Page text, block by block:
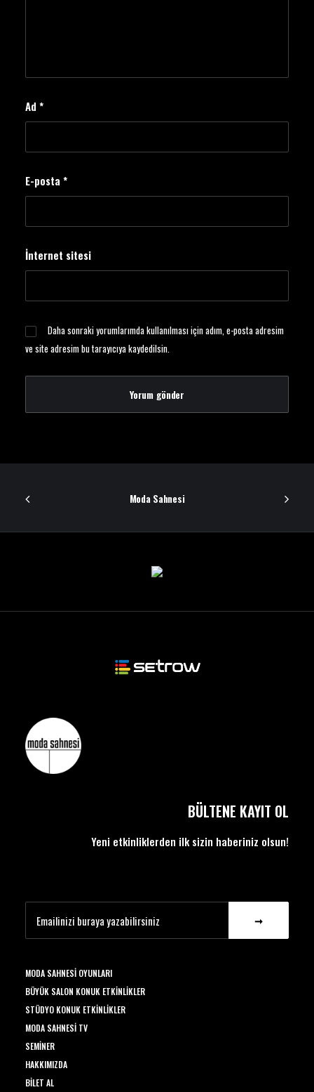
Ad *
E-posta *
İnternet sitesi
Daha sonraki yorumlarımda kullanılması için adım, e-posta adresim
ve site adresim bu tarayıcıya kaydedilsin.
Moda Sahnesi
BÜLTENE KAYIT OL
Yeni etkinliklerden ilk sizin haberiniz olsun!
MODA SAHNESI OYUNLARI
BÜYÜK SALON KONUK ETKINLIKLER
STÜDYO KONUK ETKINLIKLER
MODA SAHNESI TV
SEMINER
HAKKIMIZDA
BILET AL